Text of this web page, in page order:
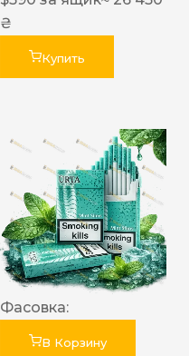
₴
Купить
Фасовка:
В Корзину